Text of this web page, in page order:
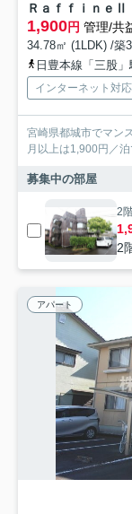
ＲａｆｆｉｎｅⅡ
1,900円 管理/共
34.78㎡ (1LDK) /築
日豊本線「三股
インターネット対応
宮崎県都城市でマン
月以上は1,900円／
募集中の部屋
2
2
アパート